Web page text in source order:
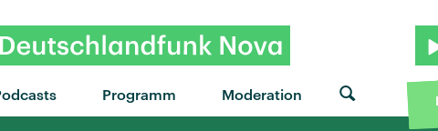
Programm Moderation
"Rote Funken" von Tränen · "Rote Funken" von